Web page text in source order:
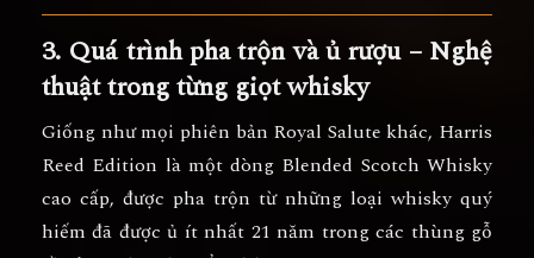
3. Quá trình pha trộn và ủ rượu – Nghệ
thuật trong từng giọt whisky
Giống như mọi phiên bản Royal Salute khác, Harris
Reed Edition là một dòng Blended Scotch Whisky
cao cấp, được pha trộn từ những loại whisky quý
hiếm đã được ủ ít nhất 21 năm trong các thùng gỗ